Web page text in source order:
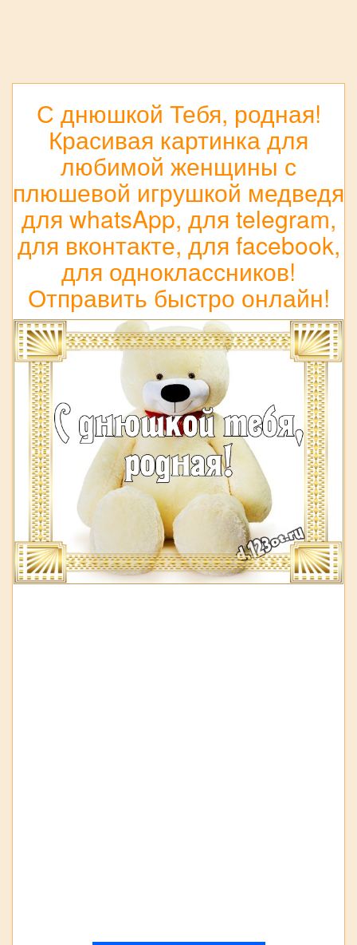
С днюшкой Тебя, родная!
Красивая картинка для
любимой женщины с
плюшевой игрушкой медведя
для whatsApp, для telegram,
для вконтакте, для facebook,
для одноклассников!
Отправить быстро онлайн!